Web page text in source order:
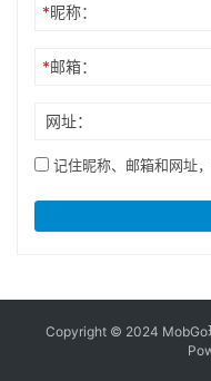
*昵称：
*邮箱：
网址：
记住昵称、邮箱和网址
Copyright © 2024 MobGo